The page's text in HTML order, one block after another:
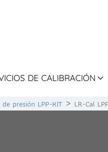
DE CALIBRACIÓN
presión LPP-KIT LR-Cal